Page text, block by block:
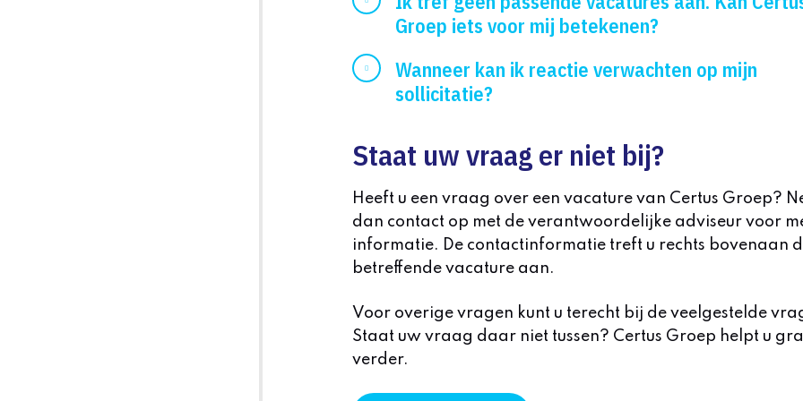
Groep iets voor mij betekenen?
Wanneer kan ik reactie verwachten op mijn
sollicitatie?
Staat uw vraag er niet bij?
Heeft u een vraag over een vacature van Certus Groep?
dan contact op met de verantwoordelijke adviseur voor
informatie. De contactinformatie treft u rechts bovenaan
betreffende vacature aan.
Voor overige vragen kunt u terecht bij de veelgestelde
Staat uw vraag daar niet tussen? Certus Groep helpt u
verder.